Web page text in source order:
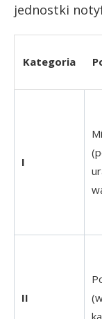
jednostki
Kategoria
I
II